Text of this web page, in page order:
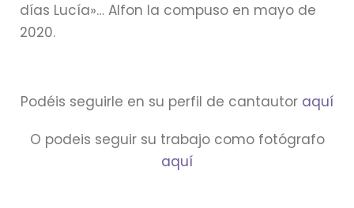
días Lucía»… Alfon la compuso en mayo de
2020.
Podéis seguirle en su perfil de cantautor aquí
O podeis seguir su trabajo como fotógrafo
aquí